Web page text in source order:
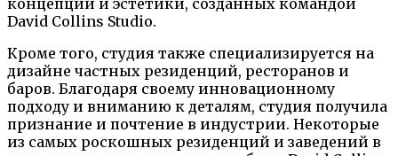
концепций и эстетики, созданных командой
David Collins Studio.
Кроме того, студия также специализируется на
дизайне частных резиденций, ресторанов и
баров. Благодаря своему инновационному
подходу и вниманию к деталям, студия получила
признание и почтение в индустрии. Некоторые
из самых роскошных резиденций и заведений в